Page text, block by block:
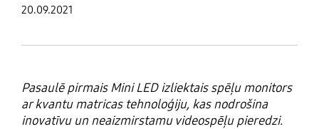
20.09.2021
Pasaulē pirmais Mini LED izliektais spēļu monitors
ar kvantu matricas tehnoloģiju, kas nodrošina
inovatīvu un neaizmirstamu videospēļu pieredzi.